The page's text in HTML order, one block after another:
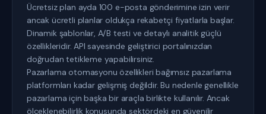
Ücretsiz plan ayda 100 e-posta gönderimine izin verir
ancak ücretli planlar oldukça rekabetçi fiyatlarla başlar.
Dinamik şablonlar, A/B testi ve detaylı analitik güçlü
özellikleridir. API sayesinde geliştirici portalınızdan
doğrudan tetikleme yapabilirsiniz.
Pazarlama otomasyonu özellikleri bağımsız pazarlama
platformları kadar gelişmiş değildir. Bu nedenle genellikle
pazarlama için başka bir araçla birlikte kullanılır. Ancak
ölçeklenebilirlik konusunda sektördeki en güvenilir